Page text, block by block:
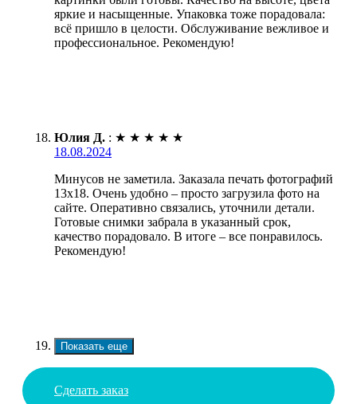
яркие и насыщенные. Упаковка тоже порадовала:
всё пришло в целости. Обслуживание вежливое и
профессиональное. Рекомендую!
Юлия Д. : ★ ★ ★ ★ ★
18.08.2024
Минусов не заметила. Заказала печать фотографий
13х18. Очень удобно – просто загрузила фото на
сайте. Оперативно связались, уточнили детали.
Готовые снимки забрала в указанный срок,
качество порадовало. В итоге – все понравилось.
Рекомендую!
Показать еще
Сделать заказ